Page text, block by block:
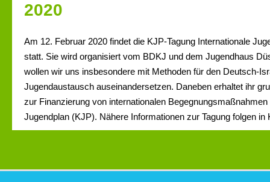
2020
Am 12. Februar 2020 findet die KJP-Tagung Internationale
statt. Sie wird organisiert vom BDKJ und dem Jugendhaus
wollen wir uns insbesondere mit Methoden für den Deutsch-
Jugendaustausch auseinandersetzen. Daneben erhaltet ihr
zur Finanzierung von internationalen
Jugendplan (KJP). Nähere Informationen zur Tagung folgen in